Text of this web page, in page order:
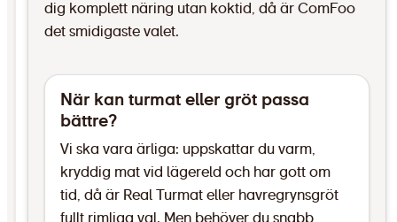
dig komplett näring utan koktid, då är ComFoo
det smidigaste valet.
När kan turmat eller gröt passa
bättre?
Vi ska vara ärliga: uppskattar du varm,
kryddig mat vid lägereld och har gott om
tid, då är Real Turmat eller havregrynsgröt
fullt rimliga val. Men behöver du snabb